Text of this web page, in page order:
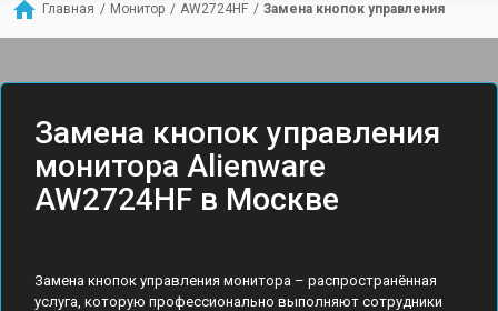
Главная / Монитор / AW2724HF / Замена кнопок управления
Замена кнопок управления
монитора Alienware
AW2724HF в Москве
Замена кнопок управления монитора – распространённая
услуга, которую профессионально выполняют сотрудники